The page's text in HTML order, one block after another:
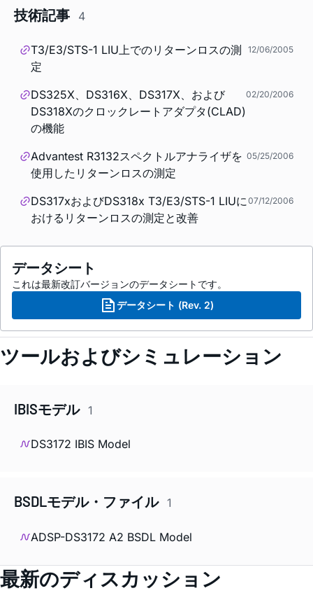
技術記事 4
T3/E3/STS-1 LIU上でのリターンロスの測
定
12/06/2005
DS325X、DS316X、DS317X、および
DS318Xのクロックレートアダプタ(CLAD)
の機能
02/20/2006
Advantest R3132スペクトルアナライザを
使用したリターンロスの測定
05/25/2006
DS317xおよびDS318x T3/E3/STS-1 LIUに
おけるリターンロスの測定と改善
07/12/2006
データシート
これは最新改訂バージョンのデータシートです。
データシート (Rev. 2)
ツールおよびシミュレーション
IBISモデル 1
DS3172 IBIS Model
BSDLモデル・ファイル 1
ADSP-DS3172 A2 BSDL Model
最新のディスカッション